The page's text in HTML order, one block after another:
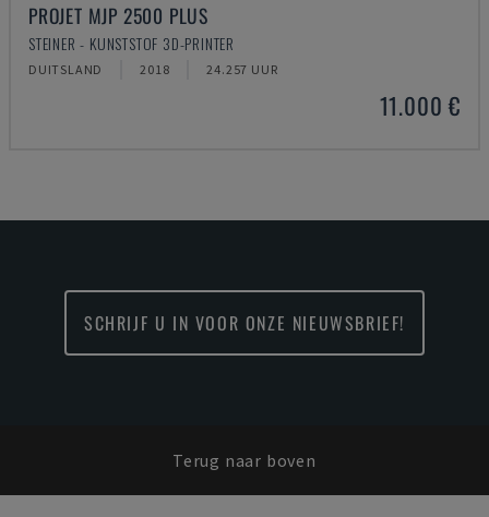
PROJET MJP 2500 PLUS
STEINER - KUNSTSTOF 3D-PRINTER
DUITSLAND 2018 24.257 UUR
11.000 €
SCHRIJF U IN VOOR ONZE NIEUWSBRIEF!
Terug naar boven